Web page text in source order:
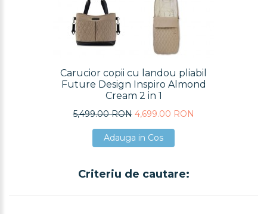
Carucior copii cu landou pliabil
Future Design Inspiro Almond
Cream 2 in 1
5,499.00 RON 4,699.00 RON
Adauga in Cos
Adauga in Cos
Adauga in Cos
Criteriu de cautare: